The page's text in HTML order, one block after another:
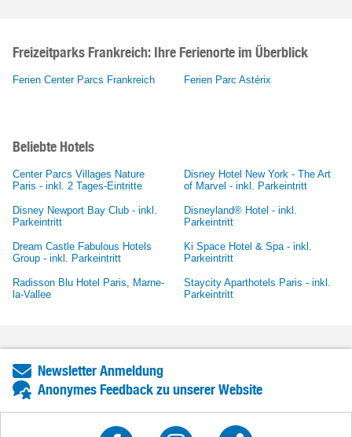
Freizeitparks Frankreich: Ihre Ferienorte im Überblick
Ferien Center Parcs Frankreich Ferien Parc Astérix
Beliebte Hotels
Center Parcs Villages Nature
Paris - inkl. 2 Tages-Eintritte
Disney Hotel New York - The Art
of Marvel - inkl. Parkeintritt
Disney Newport Bay Club - inkl.
Parkeintritt
Disneyland® Hotel - inkl.
Parkeintritt
Dream Castle Fabulous Hotels
Group - inkl. Parkeintritt
Ki Space Hotel & Spa - inkl.
Parkeintritt
Radisson Blu Hotel Paris, Marne-
la-Vallee
Staycity Aparthotels Paris - inkl.
Parkeintritt
Newsletter Anmeldung
Anonymes Feedback zu unserer Website